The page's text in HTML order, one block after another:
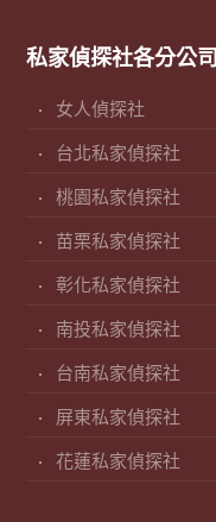
私家偵探社各分公司
女人偵探社
台北私家偵探社
桃園私家偵探社
苗栗私家偵探社
彰化私家偵探社
南投私家偵探社
台南私家偵探社
屏東私家偵探社
花蓮私家偵探社